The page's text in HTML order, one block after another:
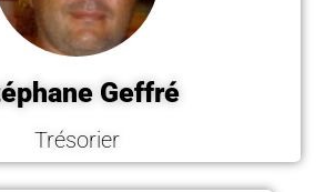
Geffré
Trésorier